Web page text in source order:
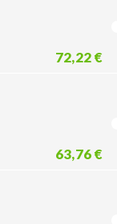
72,22 €
63,76 €